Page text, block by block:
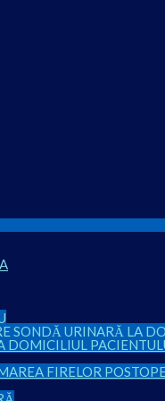
SONDĂ URINARĂ LA
DOMICILIUL
FIRELOR